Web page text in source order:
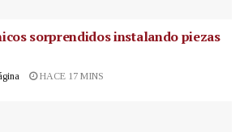
sorprendidos instalando piezas
HACE 17 MINS